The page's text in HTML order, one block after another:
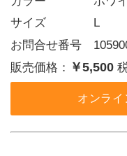
サイズ    L
お問合せ番号
販売価格： ￥5,500
オンライ